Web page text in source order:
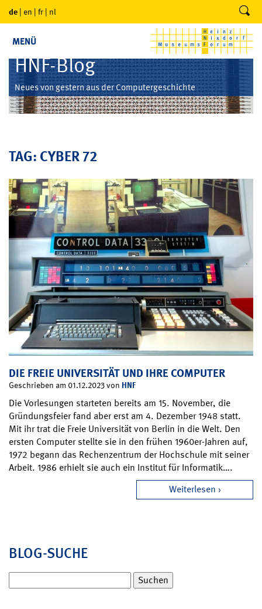
de | en | fr | nl
MENÜ
HNF-Blog
Neues von gestern aus der Computergeschichte
TAG: CYBER 72
DIE FREIE UNIVERSITÄT UND IHRE COMPUTER
Geschrieben am 01.12.2023 von HNF
Die Vorlesungen starteten bereits am 15. November, die
Gründungsfeier fand aber erst am 4. Dezember 1948 statt.
Mit ihr trat die Freie Universität von Berlin in die Welt. Den
ersten Computer stellte sie in den frühen 1960er-Jahren auf,
1972 begann das Rechenzentrum der Hochschule mit seiner
Arbeit. 1986 erhielt sie auch ein Institut für Informatik….
Weiterlesen
BLOG-SUCHE
nach: